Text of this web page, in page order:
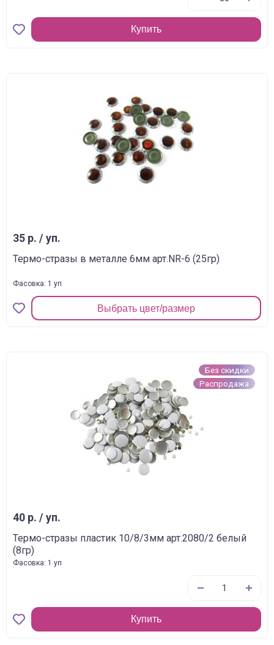
Купить
35 р. / уп.
Термо-стразы в металле 6мм арт.NR-6 (25гр)
Фасовка: 1 уп
Выбрать цвет/размер
Без скидки
Распродажа
40 р. / уп.
Термо-стразы пластик 10/8/3мм арт.2080/2 белый
(8гр)
Фасовка: 1 уп
Купить